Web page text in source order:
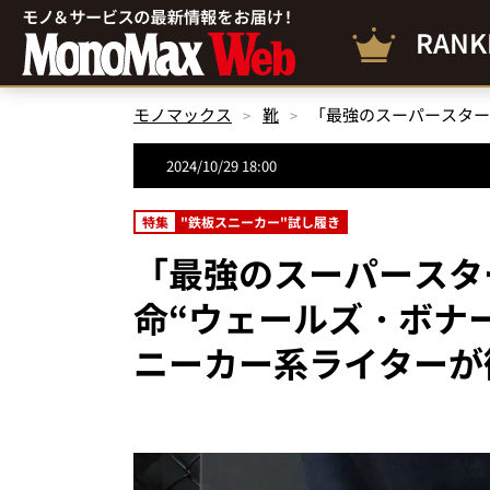
モノマックス 靴
2024/10/29 18:00
特集 "鉄板スニーカー"試し履き
「最強のスーパース
命“ウェールズ・ボナ
ニーカー系ライター